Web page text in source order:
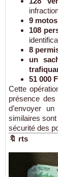
9
108
8
un
51 000
Cette
présence
d’envoyer
similaires
sécurité des
🔖 rts